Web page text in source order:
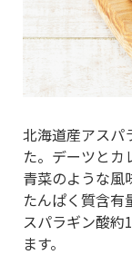
北海道産アスパ
た。デーツとカ
青菜のような風
たんぱく質含有
スパラギン酸約
ます。